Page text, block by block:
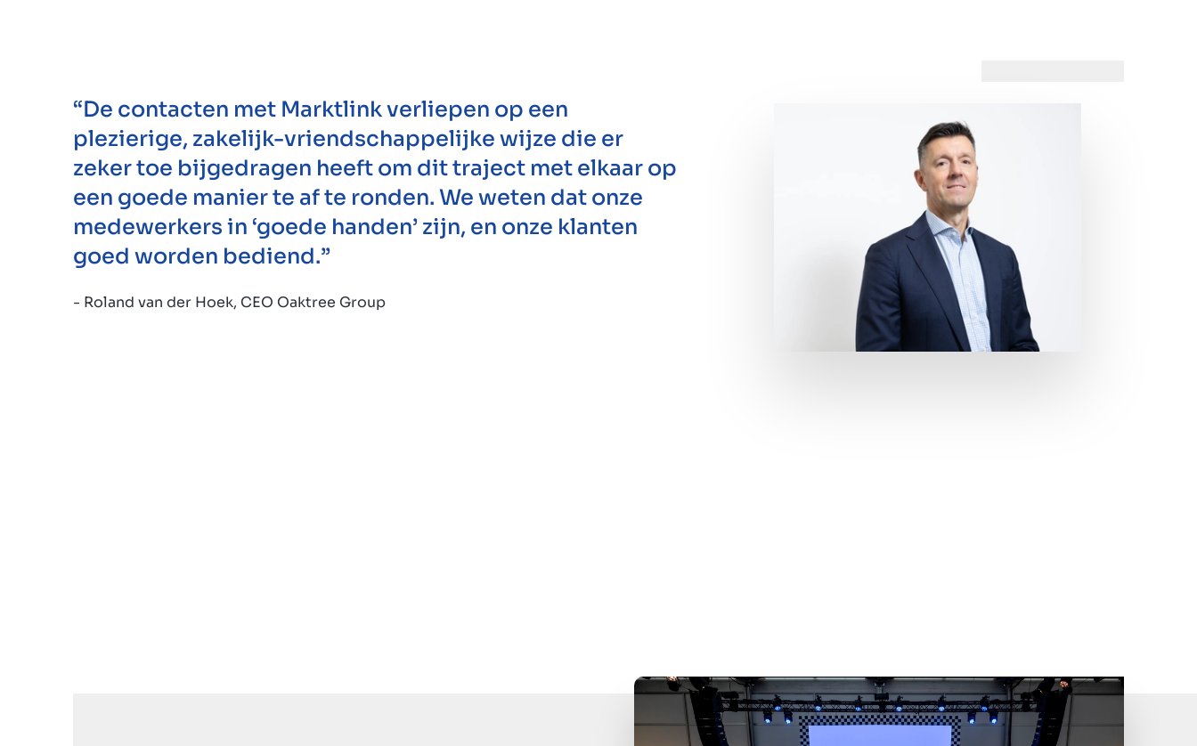
“De contacten met Marktlink verliepen op een
plezierige, zakelijk-vriendschappelijke wijze die er
zeker toe bijgedragen heeft om dit traject met elkaar op
een goede manier te af te ronden. We weten dat onze
medewerkers in ‘goede handen’ zijn, en onze klanten
goed worden bediend.”
- Roland van der Hoek, CEO Oaktree Group